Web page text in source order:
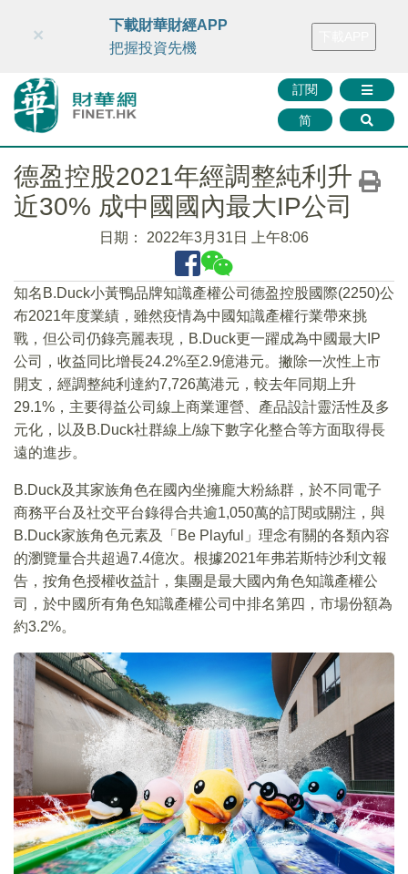
財華智庫網 FINTV FINMETA 財華證券 媒體矩陣
訂閱
简
×
下載財華財經APP
把握投資先機
德盈控股2021年經調整純利升
近30% 成中國國內最大IP公司
日期： 2022年3月31日 上午8:06
知名B.Duck小黃鴨品牌知識產權公司德盈控股國際(2250)公
布2021年度業績，雖然疫情為中國知識產權行業帶來挑
戰，但公司仍錄亮麗表現，B.Duck更一躍成為中國最大IP
公司，收益同比增長24.2%至2.9億港元。撇除一次性上市
開支，經調整純利達約7,726萬港元，較去年同期上升
29.1%，主要得益公司線上商業運營、產品設計靈活性及多
元化，以及B.Duck社群線上/線下數字化整合等方面取得長
遠的進步。
B.Duck及其家族角色在國內坐擁龐大粉絲群，於不同電子
商務平台及社交平台錄得合共逾1,050萬的訂閱或關注，與
B.Duck家族角色元素及「Be Playful」理念有關的各類內容
的瀏覽量合共超過7.4億次。根據2021年弗若斯特沙利文報
告，按角色授權收益計，集團是最大國內角色知識產權公
司，於中國所有角色知識產權公司中排名第四，市場份額為
約3.2%。